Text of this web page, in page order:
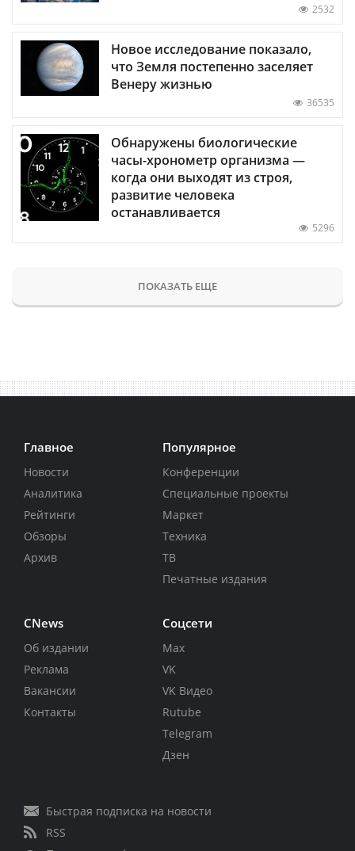
2532
Новое исследование показало,
что Земля постепенно заселяет
Венеру жизнью
36535
Обнаружены биологические
часы-хронометр организма —
когда они выходят из строя,
развитие человека
останавливается
5296
ПОКАЗАТЬ ЕЩЕ
Главное
Новости
Аналитика
Рейтинги
Обзоры
Архив
Популярное
Конференции
Специальные проекты
Маркет
Техника
ТВ
Печатные издания
CNews
Об издании
Реклама
Вакансии
Контакты
Соцсети
Max
VK
VK Видео
Rutube
Telegram
Дзен
Быстрая подписка на новости
RSS